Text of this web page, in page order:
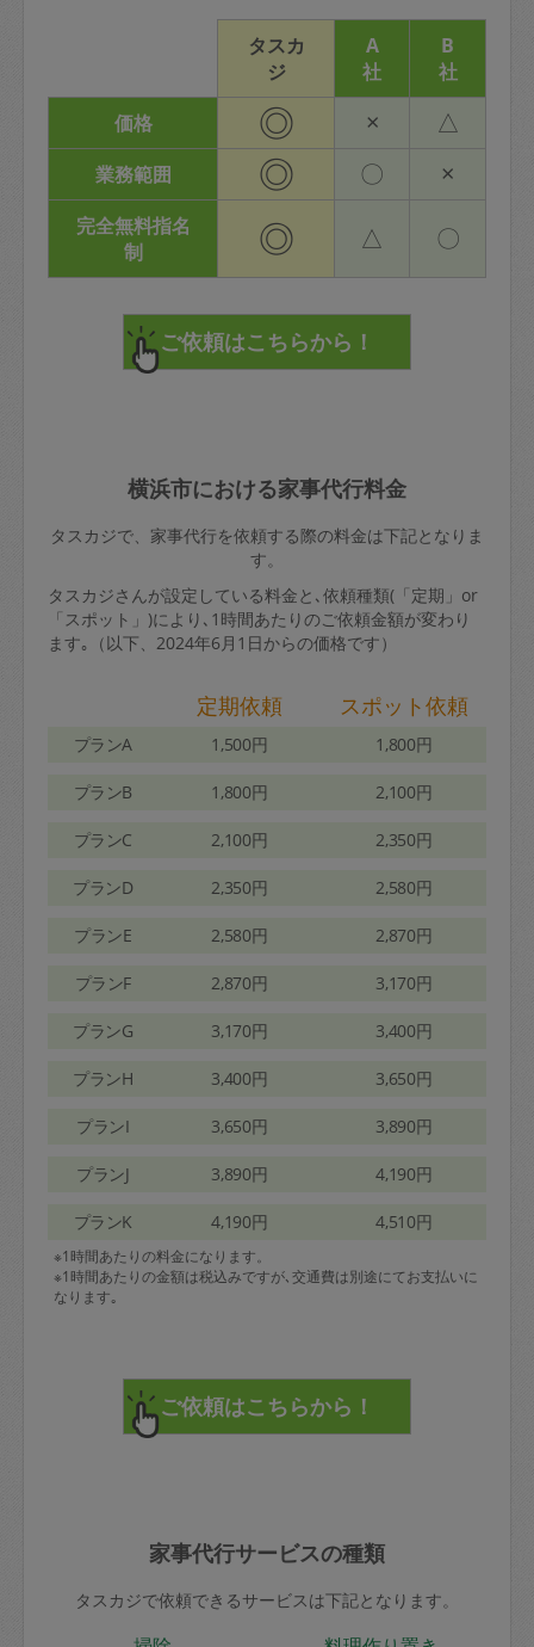
タスカ
ジ
A
社
B
社
価格
◎ × △
業務範囲 ◎ 〇 ×
完全無料指名
制
◎ △ 〇
横浜市における家事代行料金
タスカジで、家事代行を依頼する際の料金は下記となりま
す。
タスカジさんが設定している料金と､依頼種類(「定期」or
「スポット」)により､1時間あたりのご依頼金額が変わり
ます｡（以下、2024年6月1日からの価格です）
定期依頼 スポット依頼
プランA 1,500円 1,800円
プランB 1,800円 2,100円
プランC 2,100円 2,350円
プランD 2,350円 2,580円
プランE 2,580円 2,870円
プランF 2,870円 3,170円
プランG 3,170円 3,400円
プランH 3,400円 3,650円
プランI 3,650円 3,890円
プランJ 3,890円 4,190円
プランK 4,190円 4,510円
※1時間あたりの料金になります。
※1時間あたりの金額は税込みですが､交通費は別途にてお支払いに
なります｡
家事代行サービスの種類
タスカジで依頼できるサービスは下記となります。